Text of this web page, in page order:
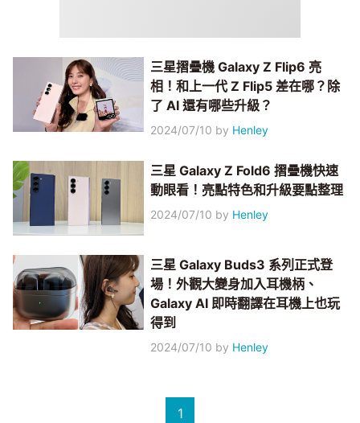
三星摺疊機 Galaxy Z Flip6 亮
相！和上一代 Z Flip5 差在哪？除
了 AI 還有哪些升級？
2024/07/10 by Henley
三星 Galaxy Z Fold6 摺疊機快速
動眼看！亮點特色和升級要點整理
2024/07/10 by Henley
三星 Galaxy Buds3 系列正式登
場！外觀大變身加入耳機柄、
Galaxy AI 即時翻譯在耳機上也玩
得到
2024/07/10 by Henley
1